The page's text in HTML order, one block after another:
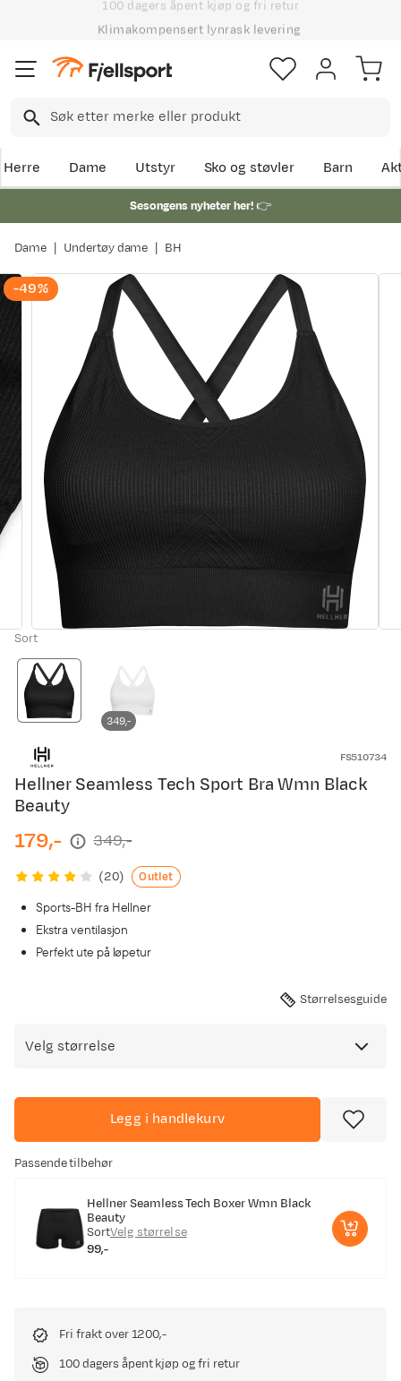
Klimakompensert lynrask levering
Herre Dame Utstyr Sko og støvler Barn
Sesongens nyheter her!👉
Dame Undertøy dame BH
-49%
Sort
349,-
FS510734
Hellner Seamless Tech Sport Bra Wmn Black
Beauty
discounted
price
179,-
original
price
349,-
(20)
Outlet
Sports-BH fra Hellner
Ekstra ventilasjon
Perfekt ute på løpetur
Størrelsesguide
Velg størrelse
Legg i handlekurv
Passende tilbehør
Hellner Seamless Tech Boxer Wmn Black
Beauty
SortVelg størrelse
price
99,-
Fri frakt over 1200,-
100 dagers åpent kjøp og fri retur